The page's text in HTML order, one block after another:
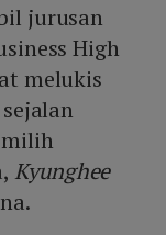
jurusan
High
melukis
Kyunghee